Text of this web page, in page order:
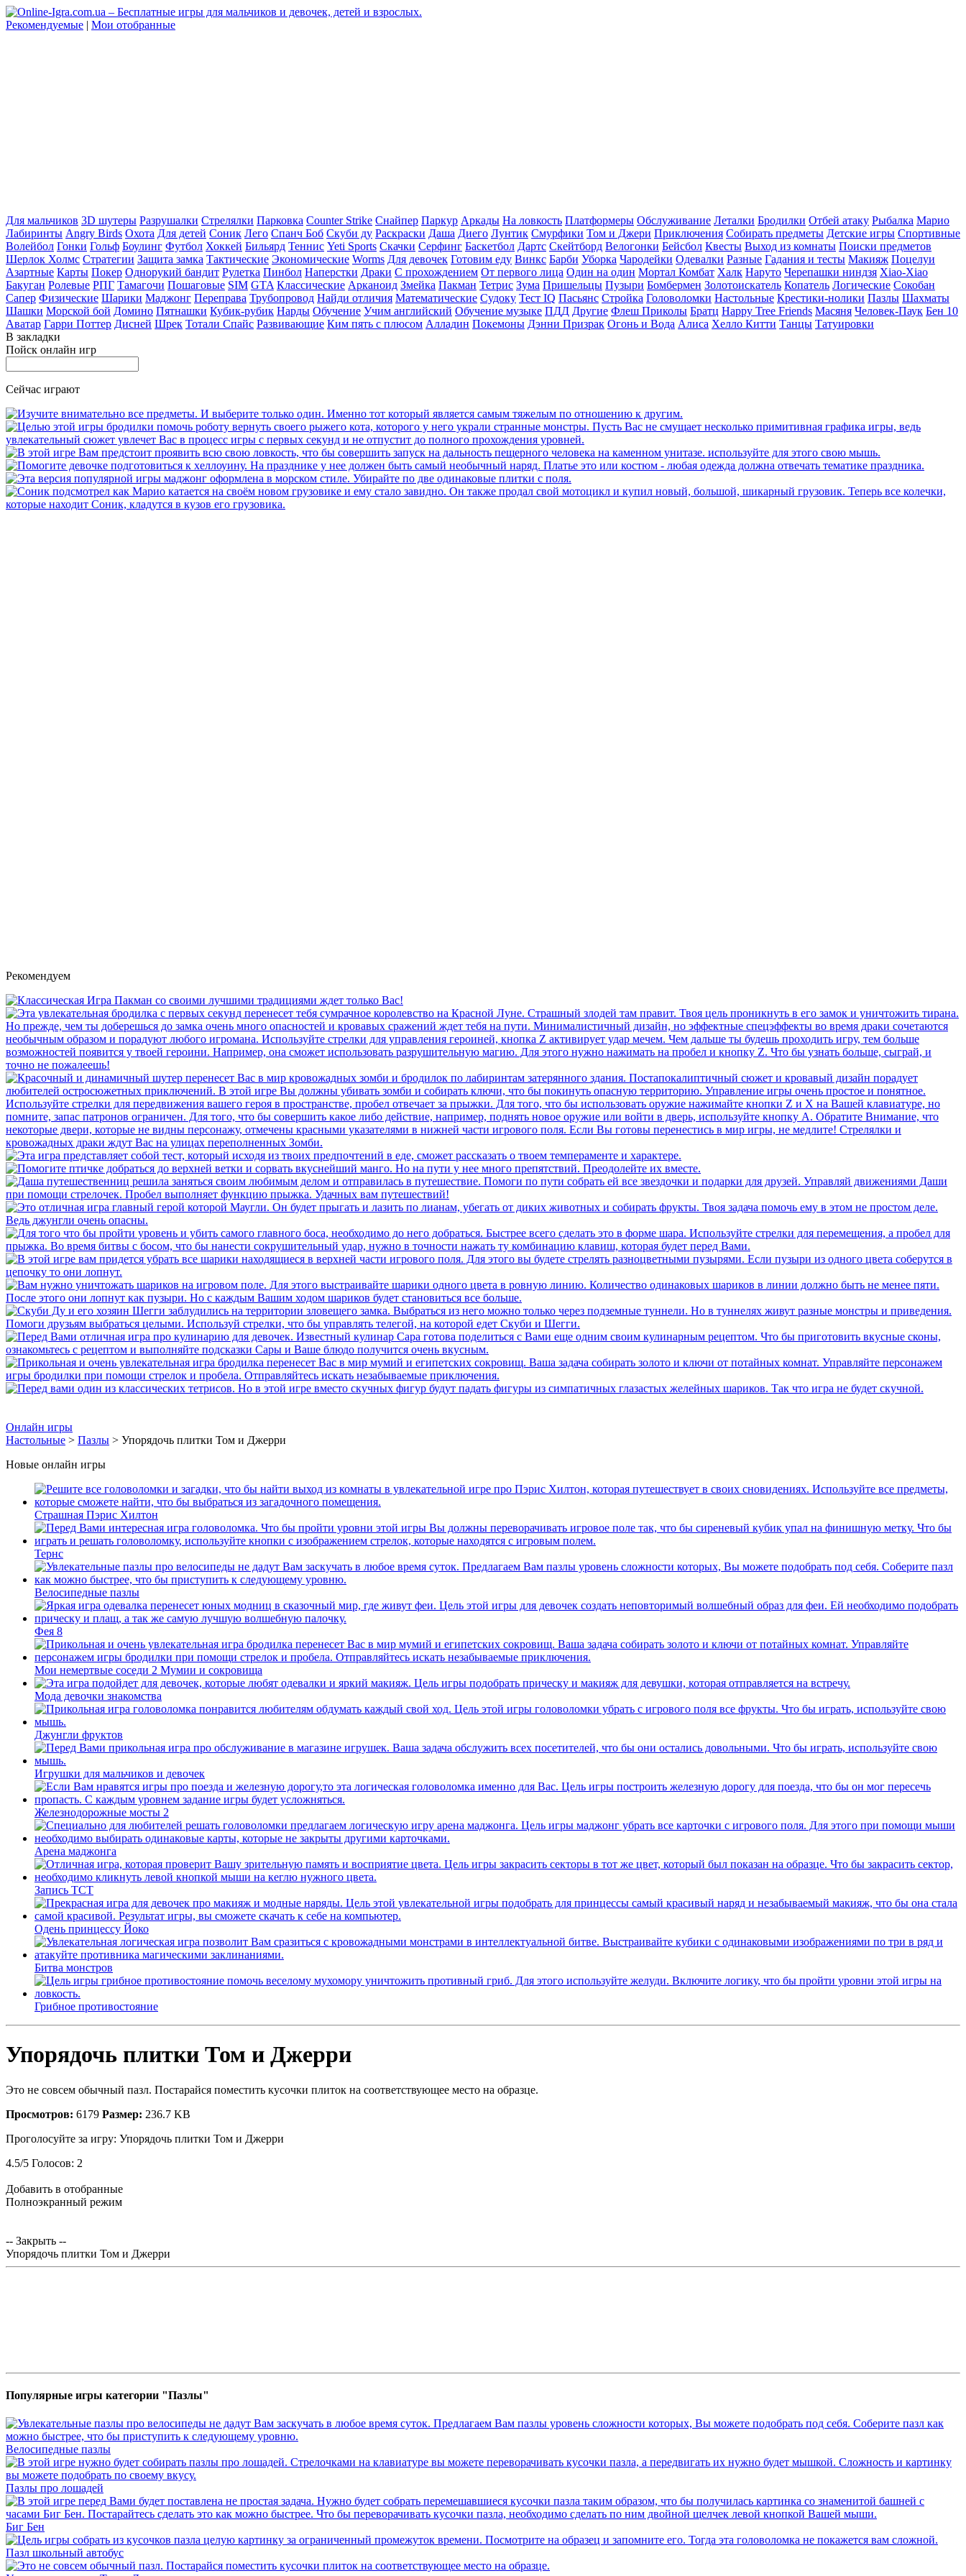
Рекомендуемые | Мои отобранные
Для мальчиков 3D шутеры Разрушалки Стрелялки Парковка Counter Strike Снайпер Паркур Аркады На ловкость Платформеры Обслуживание Леталки Бродилки Отбей атаку Рыбалка Марио
Лабиринты Angry Birds Охота Для детей Соник Лего Спанч Боб Скуби ду Раскраски Даша Диего Лунтик Смурфики Том и Джери Приключения Собирать предметы Детские игры Спортивные
Волейбол Гонки Гольф Боулинг Футбол Хоккей Бильярд Теннис Yeti Sports Скачки Серфинг Баскетбол Дартс Скейтборд Велогонки Бейсбол Квесты Выход из комнаты Поиски предметов
Шерлок Холмс Стратегии Защита замка Тактические Экономические Worms Для девочек Готовим еду Винкс Барби Уборка Чародейки Одевалки Разные Гадания и тесты Макияж Поцелуи
Азартные Карты Покер Однорукий бандит Рулетка Пинбол Наперстки Драки С прохождением От первого лица Один на один Мортал Комбат Халк Наруто Черепашки ниндзя Xiao-Xiao
Бакуган Ролевые РПГ Тамагочи Пошаговые SIM GTA Классические Арканоид Змейка Пакман Тетрис Зума Пришельцы Пузыри Бомбермен Золотоискатель Копатель Логические Сокобан
Сапер Физические Шарики Маджонг Переправа Трубопровод Найди отличия Математические Судоку Тест IQ Пасьянс Стройка Головоломки Настольные Крестики-нолики Пазлы Шахматы
Шашки Морской бой Домино Пятнашки Кубик-рубик Нарды Обучение Учим английский Обучение музыке ПДД Другие Флеш Приколы Братц Happy Tree Friends Масяня Человек-Паук Бен 10
Аватар Гарри Поттер Дисней Шрек Тотали Спайс Развивающие Ким пять с плюсом Алладин Покемоны Дэнни Призрак Огонь и Вода Алиса Хелло Китти Танцы Татуировки
В закладки
Пойск онлайн игр
Сейчас играют
Рекомендуем
Онлайн игры
Настольные > Пазлы > Упорядочь плитки Том и Джерри
Новые онлайн игры
Страшная Пэрис Хилтон
Тернс
Велосипедные пазлы
Фея 8
Мои немертвые соседи 2 Мумии и сокровища
Мода девочки знакомства
Джунгли фруктов
Игрушки для мальчиков и девочек
Железнодорожные мосты 2
Арена маджонга
Запись ТСТ
Одень принцессу Йоко
Битва монстров
Грибное противостояние
Упорядочь плитки Том и Джерри
Это не совсем обычный пазл. Постарайся поместить кусочки плиток на соответствующее место на образце.
Просмотров: 6179 Размер: 236.7 KB
Проголосуйте за игру: Упорядочь плитки Том и Джерри
4.5/5 Голосов: 2
Добавить в отобранные
Полноэкранный режим
-- Закрыть --
Упорядочь плитки Том и Джерри
Популярные игры категории "Пазлы"
Велосипедные пазлы
Пазлы про лошадей
Биг Бен
Пазл школьный автобус